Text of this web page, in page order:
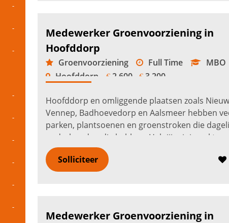
-
-
-
-
-
-
-
-
-
Medewerker Groenvoorziening in
Hoofddorp
Groenvoorziening Full Time
MBO
Hoofddorp
€2.600 - €3.200
Hoofddorp en omliggende plaatsen zoals
Vennep, Badhoevedorp en Aalsmeer hebben
parken, plantsoenen en groenstroken die
onderhoud nodig hebben. Heb jij minimaal twee
seizoenen ervaring in de groenvoor...
Solliciteer
Medewerker Groenvoorziening in